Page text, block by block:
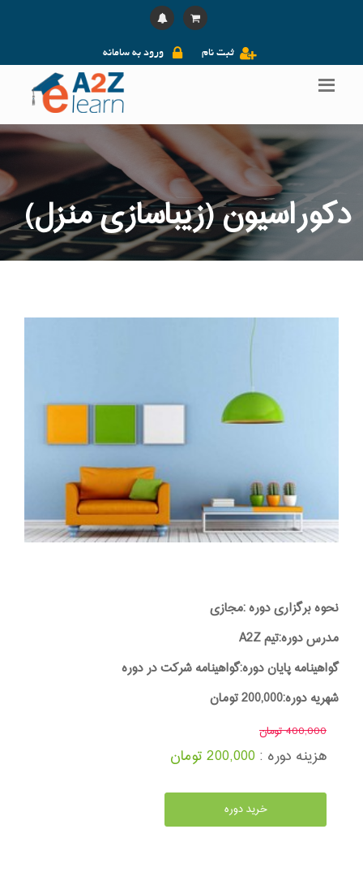
ورود به سامانه ثبت نام
دکوراسیون (زیباسازی منزل)
نحوه برگزاری دوره :مجازی
مدرس دوره:تیم A2Z
گواهینامه پایان دوره:گواهینامه شرکت در دوره
شهریه دوره:200,000 تومان
400,000 تومان
هزینه دوره : 200,000 تومان
خرید دوره